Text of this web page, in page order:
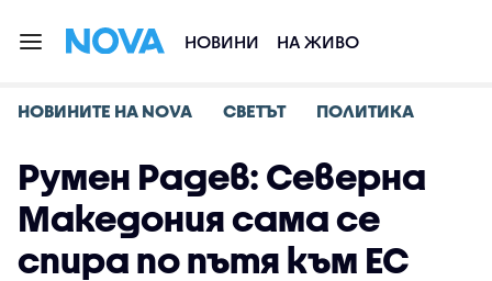
НОВИНИ НА ЖИВО
НОВИНИТЕ НА NOVA СВЕТЪТ ПОЛИТИКА
Румен Радев: Северна
Македония сама се
спира по пътя към ЕС